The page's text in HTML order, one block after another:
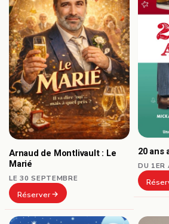
Arnaud de Montlivault : Le
Marié
LE 30 SEPTEMBRE
Réserver
20 ans
DU 1ER